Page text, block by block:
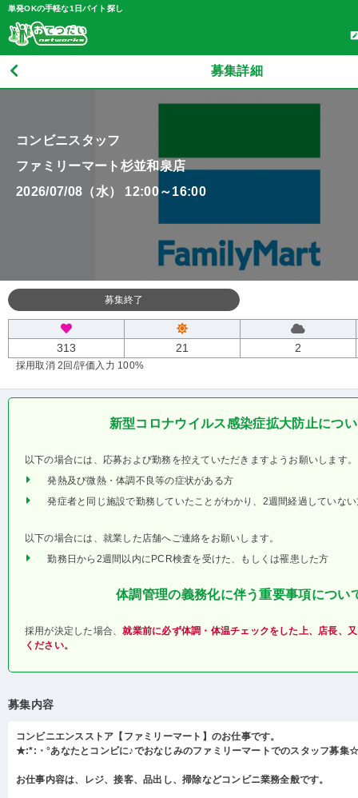
単発OKの手軽な1日バイト探し
募集詳細
コンビニスタッフ
ファミリーマート杉並和泉店
2026/07/08（水） 12:00～16:00
募集終了
313 21 2
採用取消 2回 /評価入力 100%
新型コロナウイルス感染症拡大防止につ
以下の場合には、応募および勤務を控えていただきますようお願いします。
発熱及び微熱・体調不良等の症状がある方
発症者と同じ施設で勤務していたことがわかり、2週間経過していな
以下の場合には、就業した店舗へご連絡をお願いします。
勤務日から2週間以内にPCR検査を受けた、もしくは罹患した方
体調管理の義務化に伴う重要事項につい
採用が決定した場合、就業前に必ず体調・体温チェックをした上、店長、
ください。
募集内容
コンビニエンスストア【ファミリーマート】のお仕事です。
★:*:・°あなたとコンビに♪でおなじみのファミリーマートでのスタッフ募集
お仕事内容は、レジ、接客、品出し、掃除などコンビニ業務全般です。